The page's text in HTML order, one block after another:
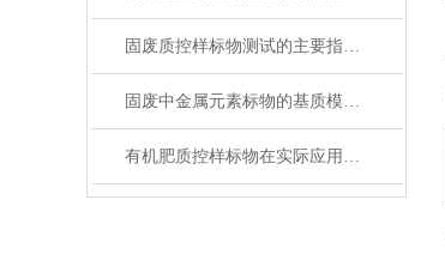
固废质控样标物测试的主要指标及其意义
固废中金属元素标物的基质模拟与定值技术解析
有机肥质控样标物在实际应用中的标准化问题